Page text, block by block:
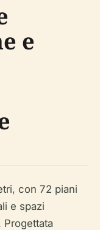
e
con 72 piani
e spazi
Progettata